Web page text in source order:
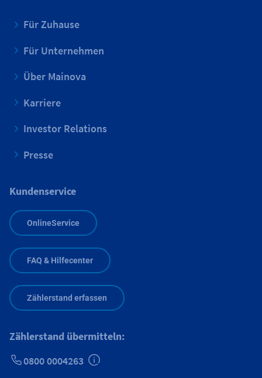
Für Zuhause
Für Unternehmen
Über Mainova
Karriere
Investor Relations
Presse
Kundenservice
OnlineService
FAQ & Hilfecenter
Zählerstand erfassen
Zählerstand übermitteln:
0800 0004263